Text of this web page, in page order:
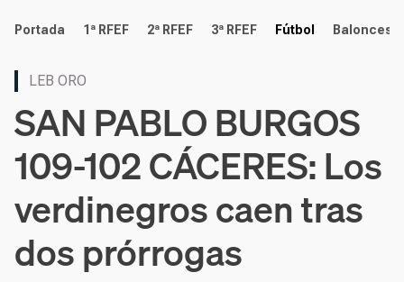
deportes
Portada 1ª RFEF 2ª RFEF 3ª RFEF Fútbol Baloncesto
LEB ORO
SAN PABLO BURGOS
109-102 CÁCERES: Los
verdinegros caen tras
dos prórrogas